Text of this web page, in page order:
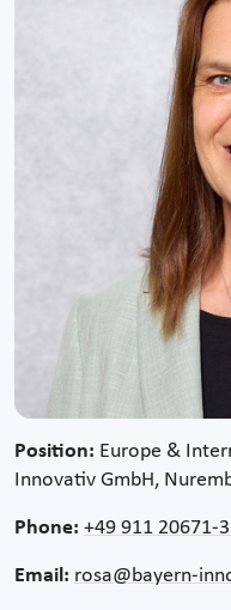
Position: Europe &
Innovativ GmbH,
Phone: +49 911 20671-
Email: rosa@bayern-